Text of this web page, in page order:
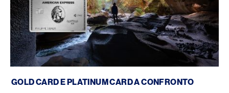
GOLD CARD E PLATINUM CARD A CONFRONTO